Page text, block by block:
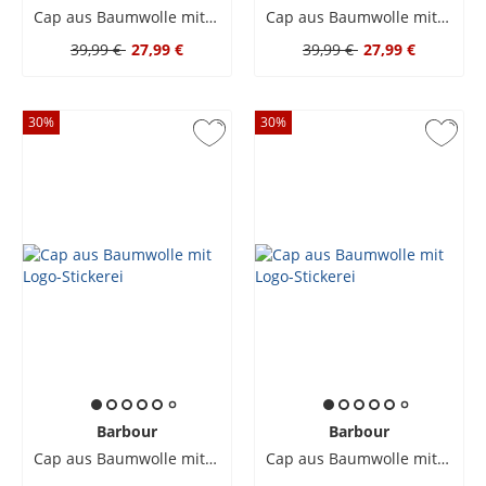
Cap aus Baumwolle mit Logo-Stickerei
39,99 € 27,99 €
Cap aus Baumwolle mit Logo-Stickerei
39,99 € 27,99 €
30%
Barbour
Cap aus Baumwolle mit Logo-Stickerei
30%
Barbour
Cap aus Baumwolle mit Logo-Stickerei